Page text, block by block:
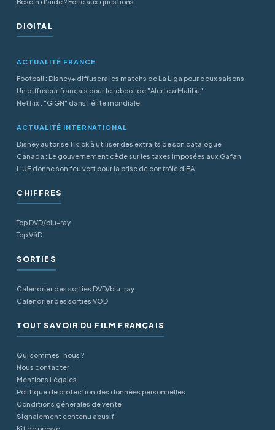
DIGITAL
ACTUALITÉ FRANCE
Football : Disney+ diffusera les matchs de La Liga pour deux saisons
Un diffuseur français pour le reboot de "Alerte à Malibu"
Netflix : "GIGN" dans l'élite mondiale
ACTUALITÉ INTERNATIONAL
Disney autorise TikTok à utiliser des extraits de son catalogue
Canada : Le gouvernement cède sur les taxes imposées aux Gafan
L’UE donne son feu vert pour la prise de contrôle d’EA
CHIFFRES
Top DVD/blu-ray
Top VàD
SORTIES
Calendrier des sorties DVD/blu-ray
Calendrier des sorties VOD
TOUT SAVOIR DU FILM FRANÇAIS
Qui sommes-nous ?
Nous contacter
Mentions Légales
Politique de protection des données personnelles
Conditions générales de vente
Signalement contenu abusif